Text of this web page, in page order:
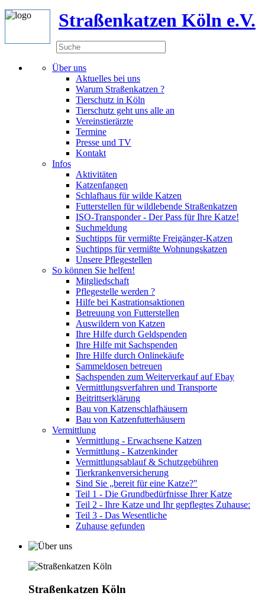
Straßenkatzen Köln e.V.
Über uns
Aktuelles bei uns
Warum Straßenkatzen ?
Tierschutz in Köln
Tierschutz geht uns alle an
Vereinstierärzte
Termine
Presse und TV
Kontakt
Infos
Aktivitäten
Katzenfangen
Schlafhaus für wilde Katzen
Futterstellen für wildlebende Straßenkatzen
ISO-Transponder - Der Pass für Ihre Katze!
Suchmeldung
Suchtipps für vermißte Freigänger-Katzen
Suchtipps für vermißte Wohnungskatzen
Unsere Pflegestellen
So können Sie helfen!
Mitgliedschaft
Pflegestelle werden ?
Hilfe bei Kastrationsaktionen
Betreuung von Futterstellen
Auswildern von Katzen
Ihre Hilfe durch Geldspenden
Ihre Hilfe mit Sachspenden
Ihre Hilfe durch Onlinekäufe
Sammeldosen betreuen
Sachspenden zum Weiterverkauf auf Ebay
Vermittlungsverfahren und Transporte
Beitrittserklärung
Bau von Katzenschlafhäusern
Bau von Katzenfutterhäusern
Vermittlung
Vermittlung - Erwachsene Katzen
Vermittlung - Katzenkinder
Vermittlungsablauf & Schutzgebühren
Tierkrankenversicherung
Sind Sie „bereit für eine Katze?"
Teil 1 - Die Grundbedürfnisse Ihrer Katze
Teil 2 - Ihre Katze und Ihr gepflegtes Zuhause:
Teil 3 - Das Wesentliche
Zuhause gefunden
Straßenkatzen Köln